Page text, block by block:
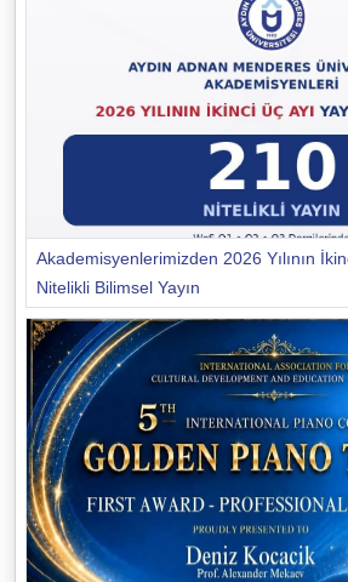
Akademisyenlerimizden 2026 Yılının
Nitelikli Bilimsel Yayın